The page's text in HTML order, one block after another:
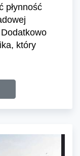
płynność
który